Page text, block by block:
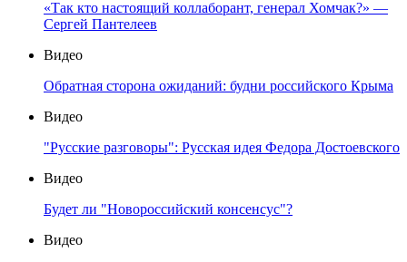
«Так кто настоящий коллаборант, генерал Хомчак?» —
Сергей Пантелеев
Видео
Обратная сторона ожиданий: будни российского Крыма
Видео
"Русские разговоры": Русская идея Федора Достоевского
Видео
Будет ли "Новороссийский консенсус"?
Видео